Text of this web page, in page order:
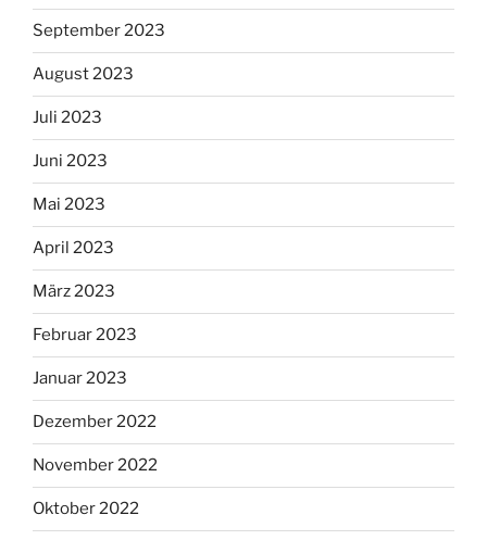
September 2023
August 2023
Juli 2023
Juni 2023
Mai 2023
April 2023
März 2023
Februar 2023
Januar 2023
Dezember 2022
November 2022
Oktober 2022